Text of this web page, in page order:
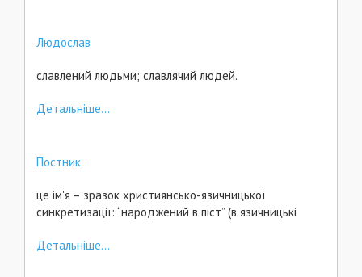
Людослав
славлений людьми; славлячий людей.
Детальніше...
Постник
це ім'я – зразок християнсько-язичницької
синкретизації: “народжений в піст” (в язичницькі
Детальніше...